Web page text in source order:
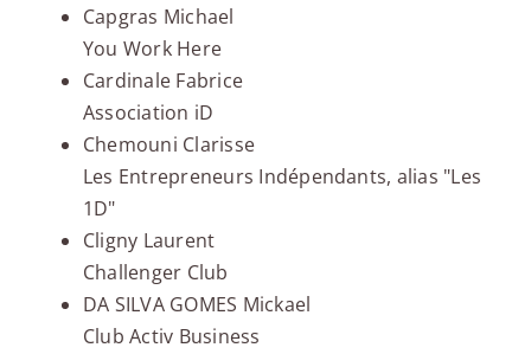
Capgras Michael
You Work Here
Cardinale Fabrice
Association iD
Chemouni Clarisse
Les Entrepreneurs Indépendants, alias "Les
1D"
Cligny Laurent
Challenger Club
DA SILVA GOMES Mickael
Club Activ Business